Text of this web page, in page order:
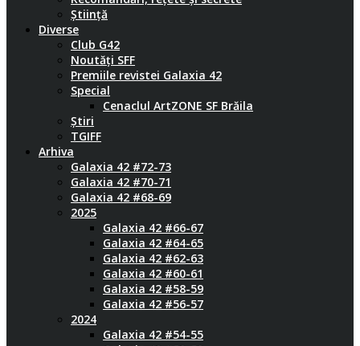
Știință
Diverse
Club G42
Noutăți SFF
Premiile revistei Galaxia 42
Special
Cenaclul ArtZONE SF Brăila
Știri
TGIFF
Arhiva
Galaxia 42 #72-73
Galaxia 42 #70-71
Galaxia 42 #68-69
2025
Galaxia 42 #66-67
Galaxia 42 #64-65
Galaxia 42 #62-63
Galaxia 42 #60-61
Galaxia 42 #58-59
Galaxia 42 #56-57
2024
Galaxia 42 #54-55